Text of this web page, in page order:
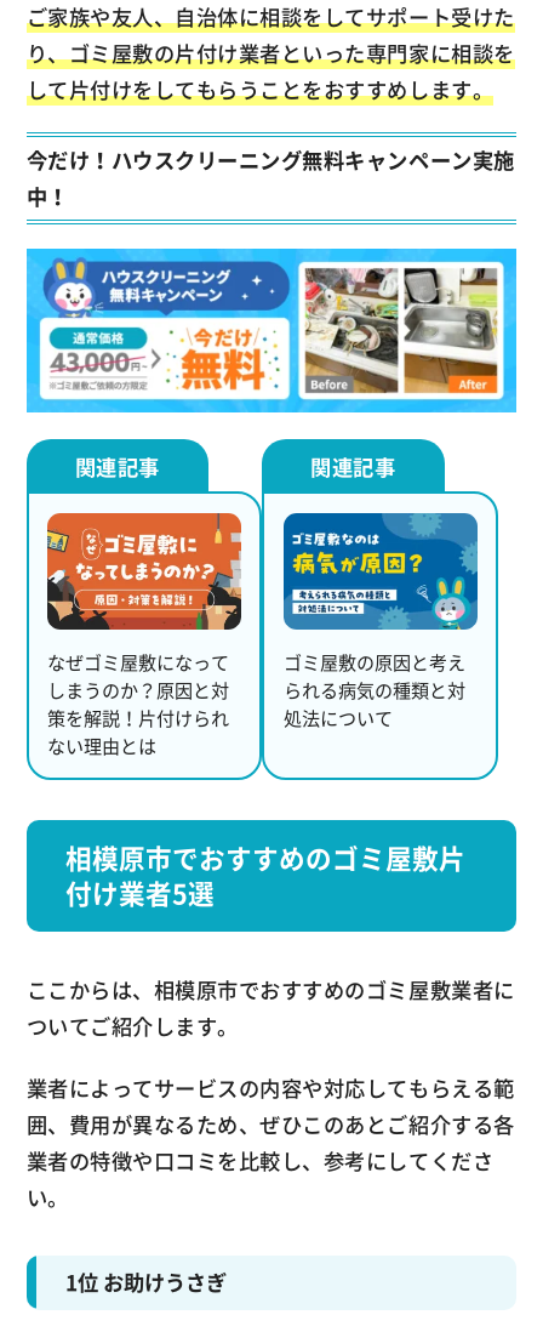
ご家族や友人、自治体に相談をしてサポート受けた
り、ゴミ屋敷の片付け業者といった専門家に相談を
して片付けをしてもらうことをおすすめします。
今だけ！ハウスクリーニング無料キャンペーン実施
中！
なぜゴミ屋敷になって
しまうのか？原因と対
策を解説！片付けられ
ない理由とは
ゴミ屋敷の原因と考え
られる病気の種類と対
処法について
相模原市でおすすめのゴミ屋敷片
付け業者5選
ここからは、相模原市でおすすめのゴミ屋敷業者に
ついてご紹介します。
業者によってサービスの内容や対応してもらえる範
囲、費用が異なるため、ぜひこのあとご紹介する各
業者の特徴や口コミを比較し、参考にしてくださ
い。
1位 お助けうさぎ